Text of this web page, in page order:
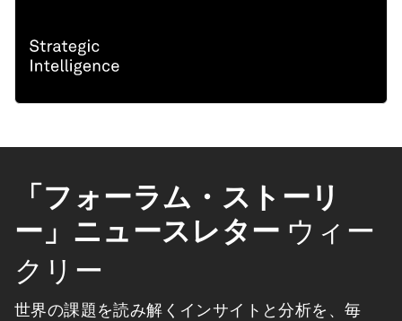
「フォーラム・ストーリ
ー」ニュースレター ウィー
クリー
世界の課題を読み解くインサイトと分析を、毎